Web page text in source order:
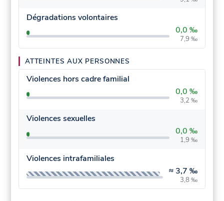
Dégradations volontaires
0,0 ‰
7,9 ‰
ATTEINTES AUX PERSONNES
Violences hors cadre familial
0,0 ‰
3,2 ‰
Violences sexuelles
0,0 ‰
1,9 ‰
Violences intrafamiliales
≈ 3,7 ‰
3,8 ‰